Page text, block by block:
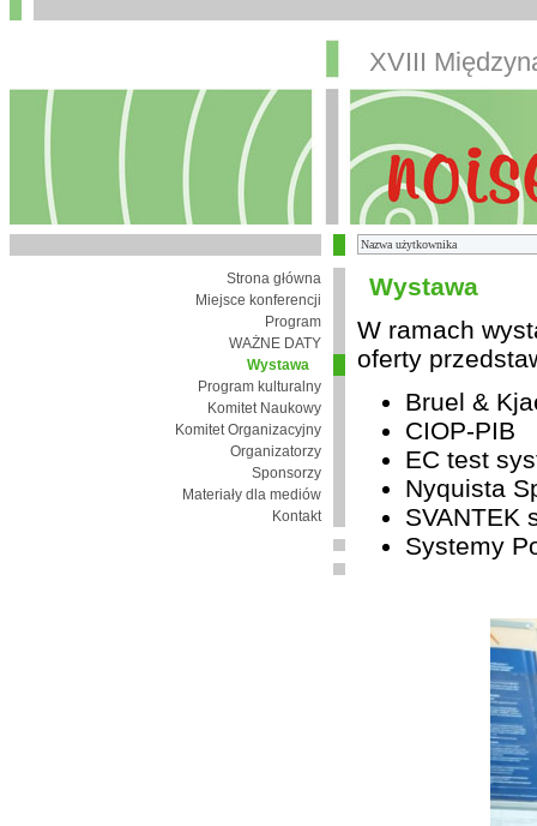
XVIII
Strona główna
Miejsce konferencji
Program
WAŻNE DATY
Wystawa
Program kulturalny
Komitet Naukowy
Komitet Organizacyjny
Organizatorzy
Sponsorzy
Materiały dla mediów
Kontakt
Wystawa
W ramach
oferty
Bruel &
CIOP-PIB
EC test
Nyquista
SVANTEK
Systemy